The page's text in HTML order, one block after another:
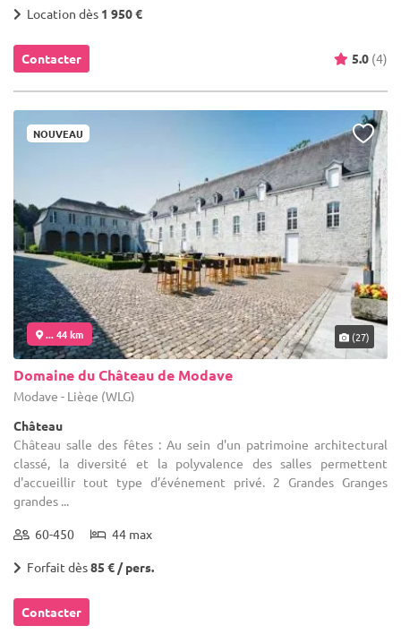
Location dès 1 950 €
Contacter 5.0 (4)
NOUVEAU
... 44 km (27)
Domaine du Château de Modave
Modave - Liège (WLG)
Château
Château salle des fêtes : Au sein d'un patrimoine architectural
classé, la diversité et la polyvalence des salles permettent
d'accueillir tout type d’événement privé. 2 Grandes Granges
grandes ...
60-450 44 max
Forfait dès85 € / pers.
Contacter